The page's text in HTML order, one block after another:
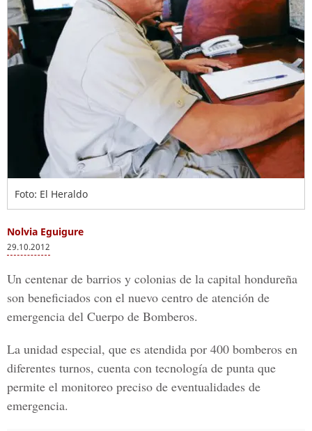
Foto: El Heraldo
Nolvia Eguigure
29.10.2012
Un centenar de barrios y colonias de la capital hondureña
son beneficiados con el nuevo centro de atención de
emergencia del Cuerpo de Bomberos.
La unidad especial, que es atendida por 400 bomberos en
diferentes turnos, cuenta con tecnología de punta que
permite el monitoreo preciso de eventualidades de
emergencia.